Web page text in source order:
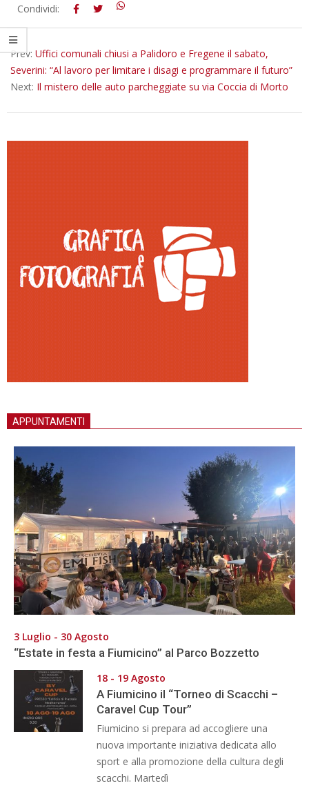
2023-
08-
17
Condividi:
Prev: Uffici comunali chiusi a Palidoro e Fregene il sabato,
Severini: “Al lavoro per limitare i disagi e programmare il futuro”
Next: Il mistero delle auto parcheggiate su via Coccia di Morto
APPUNTAMENTI
3 Luglio - 30 Agosto
“Estate in festa a Fiumicino” al Parco Bozzetto
18 - 19 Agosto
A Fiumicino il “Torneo di Scacchi –
Caravel Cup Tour”
Fiumicino si prepara ad accogliere una
nuova importante iniziativa dedicata allo
sport e alla promozione della cultura degli
scacchi. Martedì